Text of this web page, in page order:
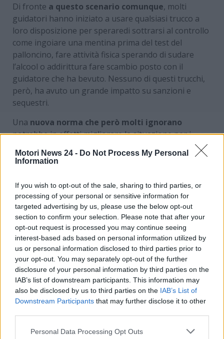
Motori News 24 - Do Not Process My Personal
Information
If you wish to opt-out of the sale, sharing to third parties, or
processing of your personal or sensitive information for
targeted advertising by us, please use the below opt-out
section to confirm your selection. Please note that after your
opt-out request is processed you may continue seeing
interest-based ads based on personal information utilized by
us or personal information disclosed to third parties prior to
your opt-out. You may separately opt-out of the further
disclosure of your personal information by third parties on the
IAB’s list of downstream participants. This information may
also be disclosed by us to third parties on the IAB’s List of
Downstream Participants that may further disclose it to other
Personal Data Processing Opt Outs
Di fronte a questo scenario comunque, molti
guidatori hanno iniziato a usare qualsiasi trucco a
loro disposizione per speraredi sottrarsi al controllo
come ingoiare una mentina prima del test del
palloncino, fare attività fisica sperando di sudare
l’alcool o addirittura fare scambio posto con il
guidatore che ha bevuto. Nessuno di questi trucchi,
però, ha avuto un grande impatto su sanzioni e
sequestri.
Una nuova norma che però molti ignorano
potrebbe in effetti migliorare la situazione per i
guidatori: c’è infatti la possibilità di contattare una
persona, come nel migliore film americano thriller
avete il sospetto che la soglia di alcool che avete
assunto e che avete nel sangue al momento del
controllo potrebbe addirittura farvi ritirare la
patente.
Allarme test, così puoi
uscirne pulito
Stando ad una postilla nel Codice Penale, contenuta
nell’articolo 114di preciso, la persona che viene
fermata dalla polizia stradale, prima di essere
informata di un suo diritto ben preciso. Ma